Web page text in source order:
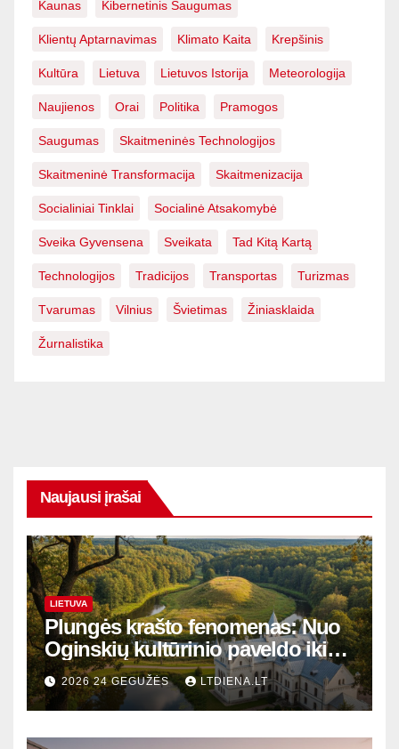
Kaunas Kibernetinis Saugumas
Klientų Aptarnavimas Klimato Kaita Krepšinis
Kultūra Lietuva Lietuvos Istorija Meteorologija
Naujienos Orai Politika Pramogos
Saugumas Skaitmeninės Technologijos
Skaitmeninė Transformacija Skaitmenizacija
Socialiniai Tinklai Socialinė Atsakomybė
Sveika Gyvensena Sveikata Tad Kitą Kartą
Technologijos Tradicijos Transportas Turizmas
Tvarumas Vilnius Švietimas Žiniasklaida
Žurnalistika
Naujausi įrašai
LIETUVA
Plungės krašto fenomenas: Nuo
Oginskių kultūrinio paveldo iki
Žemaitijos gamtos perlų
2026 24 GEGUŽĖS LTDIENA.LT